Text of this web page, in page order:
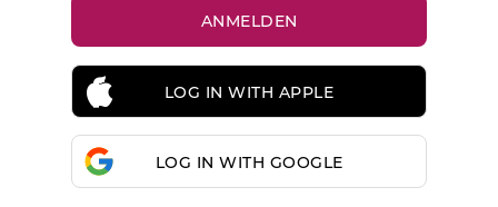
LOG IN WITH APPLE
LOG IN WITH GOOGLE